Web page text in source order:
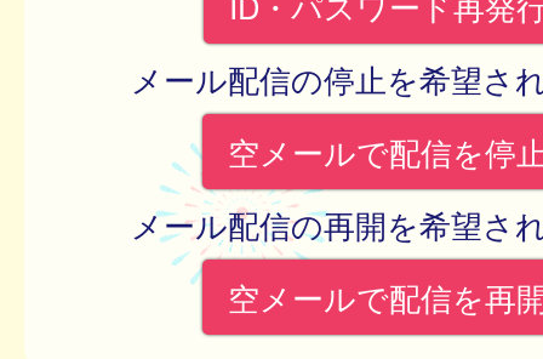
メール配信の停止を希望さ
空メールで配信を停
メール配信の再開を希望さ
空メールで配信を再